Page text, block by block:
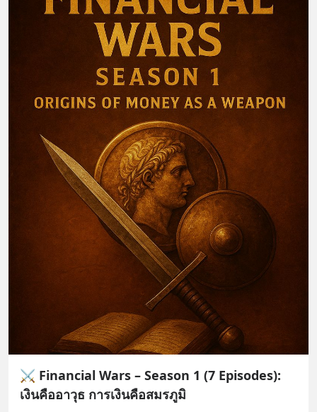
⚔️ Financial Wars – Season 1 (7 Episodes):
เงินคืออาวุธ การเงินคือสมรภูมิ